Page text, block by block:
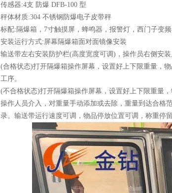
传感器:4支 防爆 DFB-100 型
秤体材质:304 不锈钢防爆电子皮带秤
标配:隔爆箱，7寸触摸屏，蜂鸣器，报警灯，西门子变
安装运行方式:屏幕隔爆箱面对面镜像安装
输送带左右安装防护栏(高度宽度可调)，操作员右侧安
(合格状态)打开隔爆箱操作屏幕，设置好上下限重量，
工序。
(不合格状态)打开隔爆箱操作屏幕，设置好上下限重量
操作人员介入，对重量手动添加或去除，重量到达合格
录。输送带运行速度可调，物品停放位置可调，称重停留